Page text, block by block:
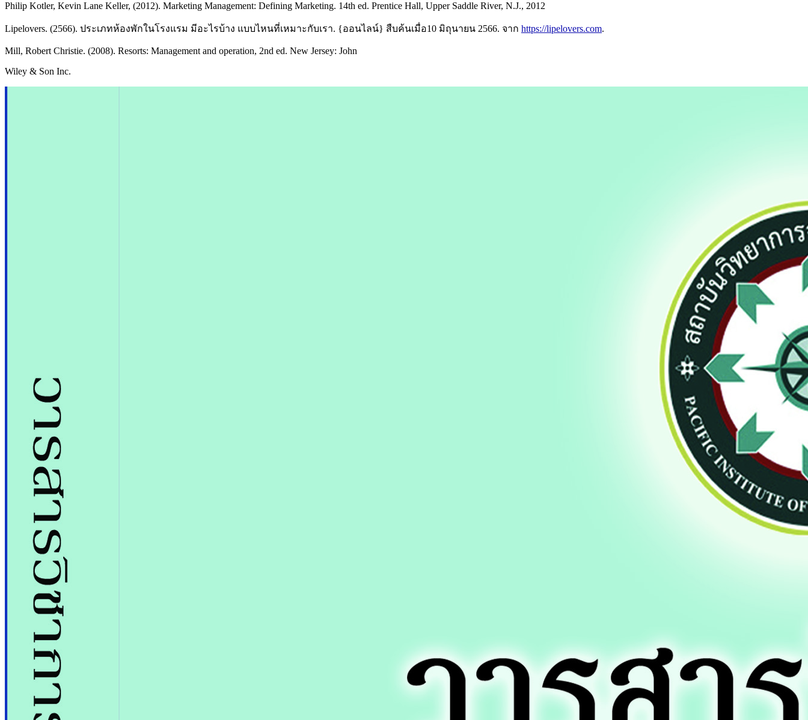
Philip Kotler, Kevin Lane Keller, (2012). Marketing Management: Defining Marketing. 14th ed. Prentice Hall, Upper Saddle River, N.J., 2012
Lipelovers. (2566). ประเภทห้องพักในโรงแรม มีอะไรบ้าง แบบไหนที่เหมาะกับเรา. {ออนไลน์} สืบค้นเมื่อ10 มิถุนายน 2566. จาก https://lipelovers.com.
Mill, Robert Christie. (2008). Resorts: Management and operation, 2nd ed. New Jersey: John
Wiley & Son Inc.